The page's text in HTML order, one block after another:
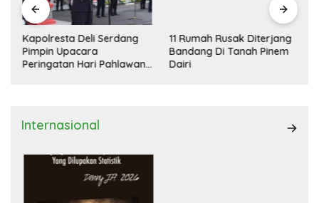
Kapolresta Deli Serdang
Pimpin Upacara
Peringatan Hari Pahlawan
11 Rumah Rusak Diterjang
Bandang Di Tanah Pinem
Dairi
Internasional